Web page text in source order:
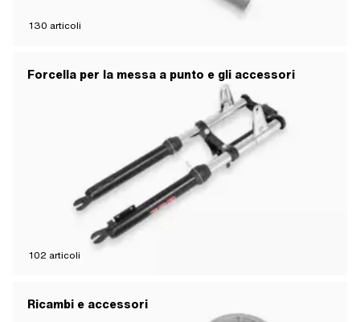
130 articoli
Forcella per la messa a punto e gli accessori
102 articoli
Ricambi e accessori